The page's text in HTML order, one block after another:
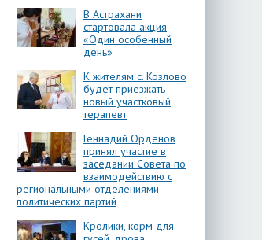
В Астрахани
стартовала акция
«Один особенный
день»
К жителям с. Козлово
будет приезжать
новый участковый
терапевт
Геннадий Орденов
принял участие в
заседании Совета по
взаимодействию с
региональными отделениями
политических партий
Кролики, корм для